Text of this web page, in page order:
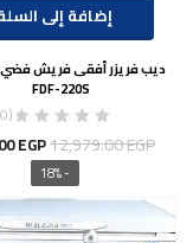
إضافة إلى
FDF-220S
(0)
12,979.00EGP
السعر
الأصلي
هو:
EGP.
EGP
- 18%